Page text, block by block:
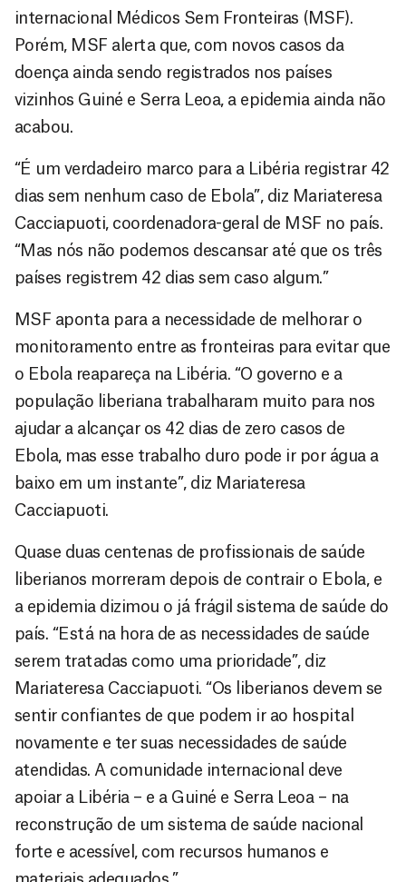
internacional Médicos Sem Fronteiras (MSF).
Porém, MSF alerta que, com novos casos da
doença ainda sendo registrados nos países
vizinhos Guiné e Serra Leoa, a epidemia ainda não
acabou.
“É um verdadeiro marco para a Libéria registrar 42
dias sem nenhum caso de Ebola”, diz Mariateresa
Cacciapuoti, coordenadora-geral de MSF no país.
“Mas nós não podemos descansar até que os três
países registrem 42 dias sem caso algum.”
MSF aponta para a necessidade de melhorar o
monitoramento entre as fronteiras para evitar que
o Ebola reapareça na Libéria. “O governo e a
população liberiana trabalharam muito para nos
ajudar a alcançar os 42 dias de zero casos de
Ebola, mas esse trabalho duro pode ir por água a
baixo em um instante”, diz Mariateresa
Cacciapuoti.
Quase duas centenas de profissionais de saúde
liberianos morreram depois de contrair o Ebola, e
a epidemia dizimou o já frágil sistema de saúde do
país. “Está na hora de as necessidades de saúde
serem tratadas como uma prioridade”, diz
Mariateresa Cacciapuoti. “Os liberianos devem se
sentir confiantes de que podem ir ao hospital
novamente e ter suas necessidades de saúde
atendidas. A comunidade internacional deve
apoiar a Libéria – e a Guiné e Serra Leoa – na
reconstrução de um sistema de saúde nacional
forte e acessível, com recursos humanos e